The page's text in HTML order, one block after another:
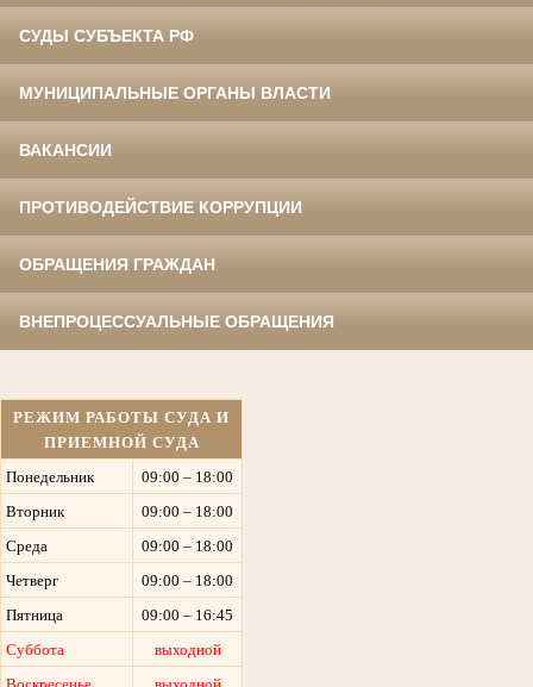
СУДЫ СУБЪЕКТА РФ
МУНИЦИПАЛЬНЫЕ ОРГАНЫ ВЛАСТИ
ВАКАНСИИ
ПРОТИВОДЕЙСТВИЕ КОРРУПЦИИ
ОБРАЩЕНИЯ ГРАЖДАН
ВНЕПРОЦЕССУАЛЬНЫЕ ОБРАЩЕНИЯ
РЕЖИМ РАБОТЫ СУДА И
ПРИЕМНОЙ СУДА
Понедельник
09:00 – 18:00
Вторник
09:00 – 18:00
Среда
09:00 – 18:00
Четверг
09:00 – 18:00
Пятница
09:00 – 16:45
Суббота
выходной